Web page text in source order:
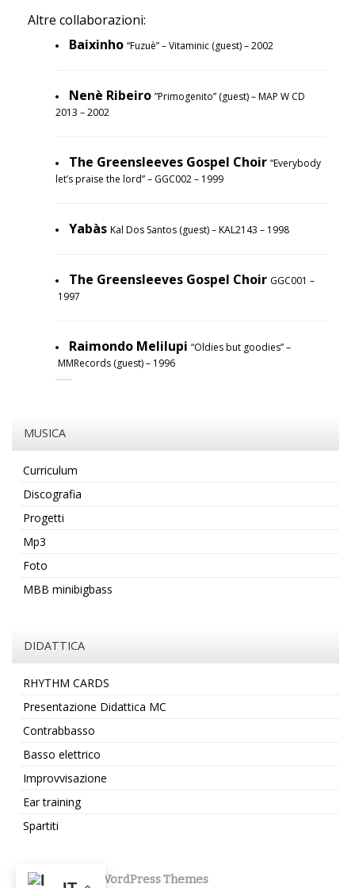
Altre collaborazioni:
Baixinho “Fuzuè” – Vitaminic (guest) – 2002
Nenè Ribeiro ”Primogenito” (guest) – MAP W CD
2013 – 2002
The Greensleeves Gospel Choir “Everybody
let’s praise the lord” – GGC002 – 1999
Yabàs Kal Dos Santos (guest) – KAL2143 – 1998
The Greensleeves Gospel Choir GGC001 –
1997
Raimondo Melilupi “Oldies but goodies” –
MMRecords (guest) – 1996
MUSICA
Curriculum
Discografia
Progetti
Mp3
Foto
MBB minibigbass
DIDATTICA
RHYTHM CARDS
Presentazione Didattica MC
Contrabbasso
Basso elettrico
Improvvisazione
Ear training
Spartiti
CyberChimps WordPress Themes